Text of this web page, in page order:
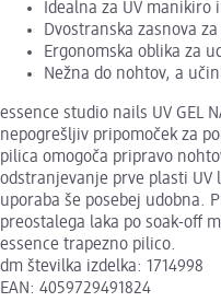
Idealna za UV manikiro
Dvostranska zasnova
Ergonomska oblika za
Nežna do nohtov, a
essence studio nails UV GEL
nepogrešljiv pripomoček za
pilica omogoča pripravo
odstranjevanje prve plasti UV
uporaba še posebej udobna.
preostalega laka po soak-off
essence trapezno pilico.
dm številka izdelka: 1714998
EAN: 4059729491824